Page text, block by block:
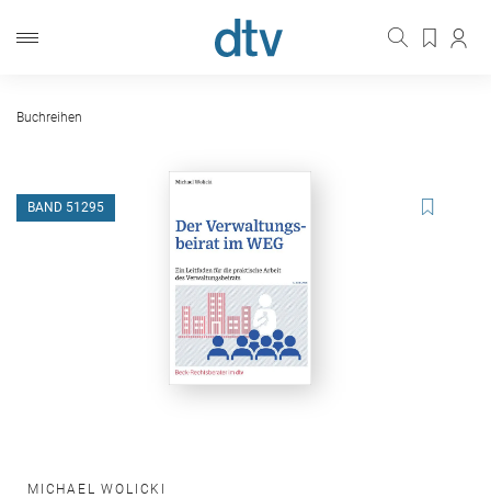
Buchreihen
BAND 51295
MICHAEL WOLICKI